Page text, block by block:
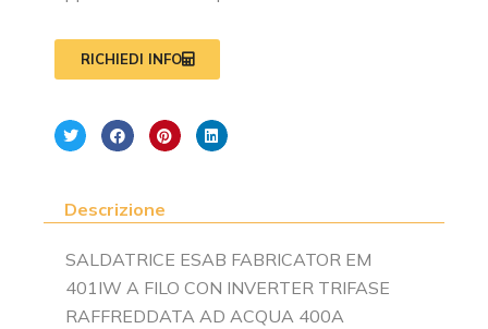
RICHIEDI INFO
Descrizione
SALDATRICE ESAB FABRICATOR EM
401IW A FILO CON INVERTER TRIFASE
RAFFREDDATA AD ACQUA 400A